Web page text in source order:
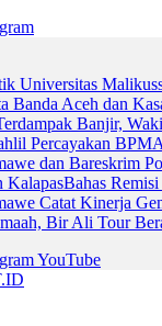
Universitas
Banda Aceh dan
Banjir,
Percayakan
dan Bareskrim
Catat Kinerja
Bir Ali Tour
YouTube